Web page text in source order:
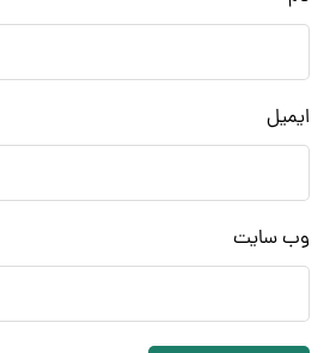
ایمیل
وب‌ سایت